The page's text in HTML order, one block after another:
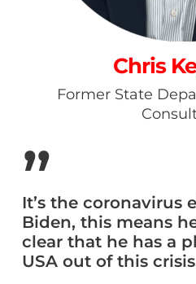
Chris
Former State
”
It’s the coronavirus
Biden, this means
clear that he has a
USA out of this